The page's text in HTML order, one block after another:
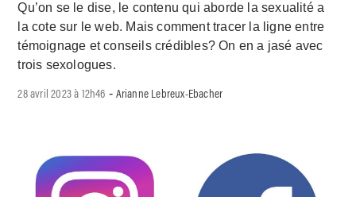
Qu’on se le dise, le contenu qui aborde la sexualité a
la cote sur le web. Mais comment tracer la ligne entre
témoignage et conseils crédibles? On en a jasé avec
trois sexologues.
28 avril 2023 à 12h46 - Arianne Lebreux-Ebacher